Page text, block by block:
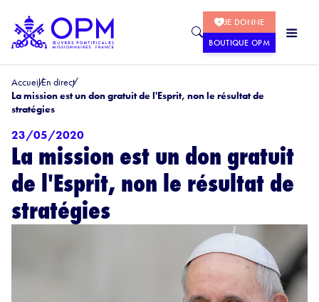
JE DONNE
BOUTIQUE OPM
AccueilEn direct
La mission est un don gratuit de l'Esprit, non le résultat de
stratégies
23/05/2020
La mission est un don gratuit
de l'Esprit, non le résultat de
stratégies